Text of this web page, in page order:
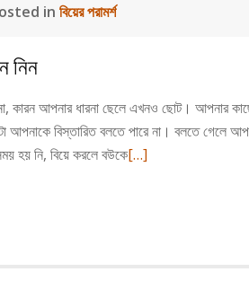
in বিয়ের পরামর্শ
নিন
কারন আপনার ধারনা ছেলে এখনও ছোট। আপনার
বিস্তারিত বলতে পারে না। বলতে গেলে
হয় নি, বিয়ে করলে বউকেRead
[…]